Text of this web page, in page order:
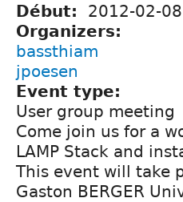
Début: 2012-02-08
Organizers:
bassthiam
jpoesen
Event type:
User group meeting
Come join us for a
LAMP Stack and
This event will take
Gaston BERGER